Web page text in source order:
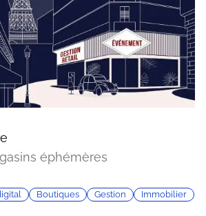
éphémères
Boutiques Gestion Immobilier